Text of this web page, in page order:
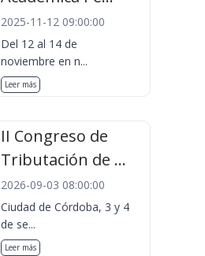
2025-11-12 09:00:00
Del 12 al 14 de
noviembre en n...
Leer más
II Congreso de
Tributación de ...
2026-09-03 08:00:00
Ciudad de Córdoba, 3 y 4
de se...
Leer más